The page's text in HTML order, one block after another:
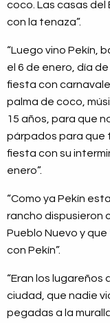
coco. Las casas
con la tenaza”.
“Luego vino Pekín,
el 6 de enero, día
fiesta con
palma de coco,
15 años, para que
párpados para que
fiesta con su
enero”.
“Como ya Pekín
rancho dispusieron
Pueblo Nuevo y
con Pekín”.
“Eran los
ciudad, que nadie
pegadas a la